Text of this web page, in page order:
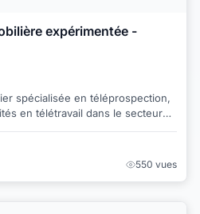
expérimentée -
spécialisée en téléprospection,
en télétravail dans le secteur
550 vues